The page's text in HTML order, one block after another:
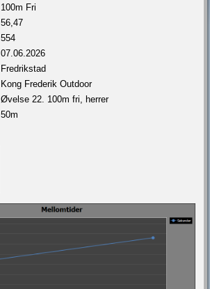
100m Fri
56,47
554
07.06.2026
Fredrikstad
Kong Frederik Outdoor
Øvelse 22. 100m fri, herrer
50m